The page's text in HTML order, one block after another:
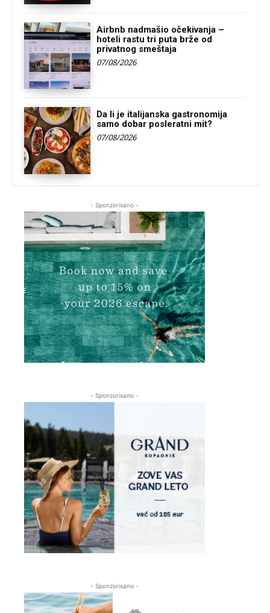
Airbnb nadmašio očekivanja –
hoteli rastu tri puta brže od
privatnog smeštaja
07/08/2026
Da li je italijanska gastronomija
samo dobar posleratni mit?
07/08/2026
- Sponzorisano -
- Sponzorisano -
- Sponzorisano -